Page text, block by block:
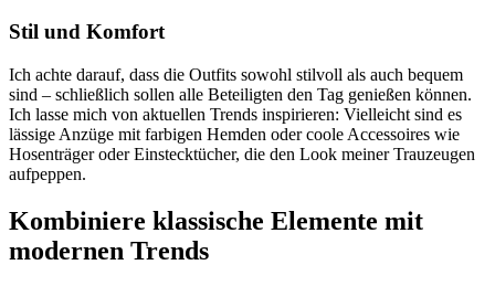
Stil und Komfort
Ich achte darauf, dass die Outfits sowohl stilvoll als auch bequem
sind – schließlich sollen alle Beteiligten den Tag genießen können.
Ich lasse mich von aktuellen Trends inspirieren: Vielleicht sind es
lässige Anzüge mit farbigen Hemden oder coole Accessoires wie
Hosenträger oder Einstecktücher, die den Look meiner Trauzeugen
aufpeppen.
Kombiniere klassische Elemente mit
modernen Trends